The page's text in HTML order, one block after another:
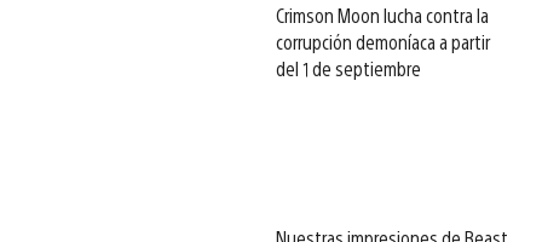
Crimson Moon lucha contra la
corrupción demoníaca a partir
del 1 de septiembre